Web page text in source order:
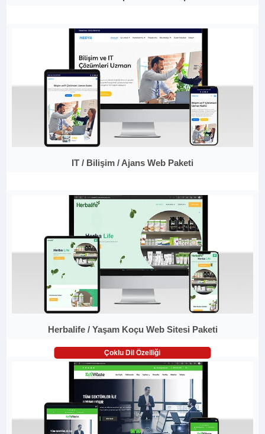
IT / Bilişim / Ajans Web Paketi
Herbalife / Yaşam Koçu Web Sitesi Paketi
Çoklu Dil Özelliği